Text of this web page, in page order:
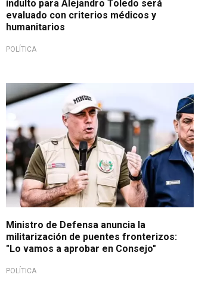
indulto para Alejandro Toledo será
evaluado con criterios médicos y
humanitarios
POLÍTICA
Nuevas normativas
Ministro de Defensa anuncia la
militarización de puentes fronterizos:
"Lo vamos a aprobar en Consejo"
POLÍTICA